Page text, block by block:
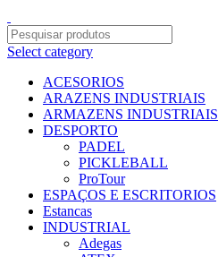
Select category
ACESORIOS
ARAZENS INDUSTRIAIS
ARMAZENS INDUSTRIAIS
DESPORTO
PADEL
PICKLEBALL
ProTour
ESPAÇOS E ESCRITORIOS
Estancas
INDUSTRIAL
Adegas